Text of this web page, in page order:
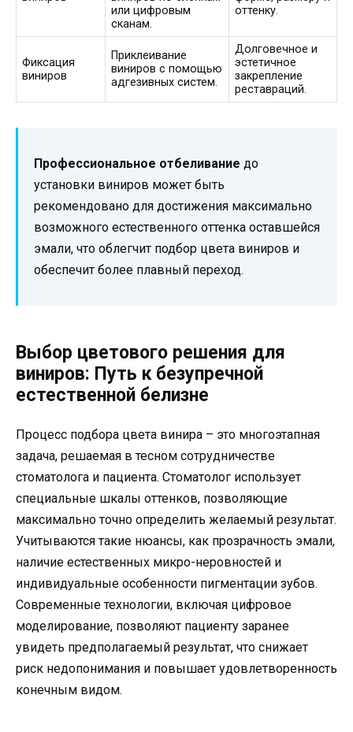
или цифровым
сканам.
оттенку.
Фиксация
виниров
Приклеивание
виниров с помощью
адгезивных систем.
Долговечное и
эстетичное
закрепление
реставраций.
Профессиональное отбеливание до
установки виниров может быть
рекомендовано для достижения максимально
возможного естественного оттенка оставшейся
эмали, что облегчит подбор цвета виниров и
обеспечит более плавный переход.
Выбор цветового решения для
виниров: Путь к безупречной
естественной белизне
Процесс подбора цвета винира – это многоэтапная
задача, решаемая в тесном сотрудничестве
стоматолога и пациента. Стоматолог использует
специальные шкалы оттенков, позволяющие
максимально точно определить желаемый результат.
Учитываются такие нюансы, как прозрачность эмали,
наличие естественных микро-неровностей и
индивидуальные особенности пигментации зубов.
Современные технологии, включая цифровое
моделирование, позволяют пациенту заранее
увидеть предполагаемый результат, что снижает
риск недопонимания и повышает удовлетворенность
конечным видом.